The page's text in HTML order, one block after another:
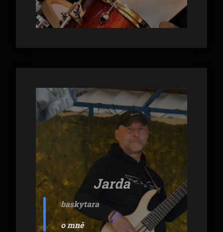
Jarda
baskytara
o mně